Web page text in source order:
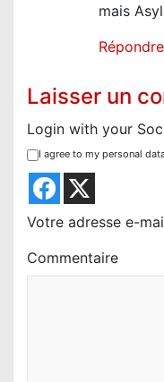
mais
Répondre
Laisser un
Login with your
I agree to my personal
Votre adresse e-
Commentaire